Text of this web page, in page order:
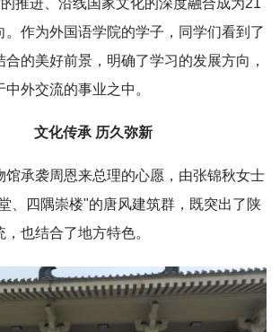
的推进、沿线国家文化的深度融合成为21
。作为外国语学院的学子，同学们看到了
的美好前景，明确了学习的发展方向，
外交流的事业之中。
文化传承 历久弥新
馆承袭周恩来总理的心愿，由张锦秋女士
、四隅崇楼"的唐风建筑群，既突出了陕
也结合了地方特色。